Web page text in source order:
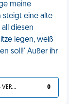
meine
steigt eine alte
diesen
legen, weiß
soll!' Außer ihr
DU HAST ES VERDIENT 0